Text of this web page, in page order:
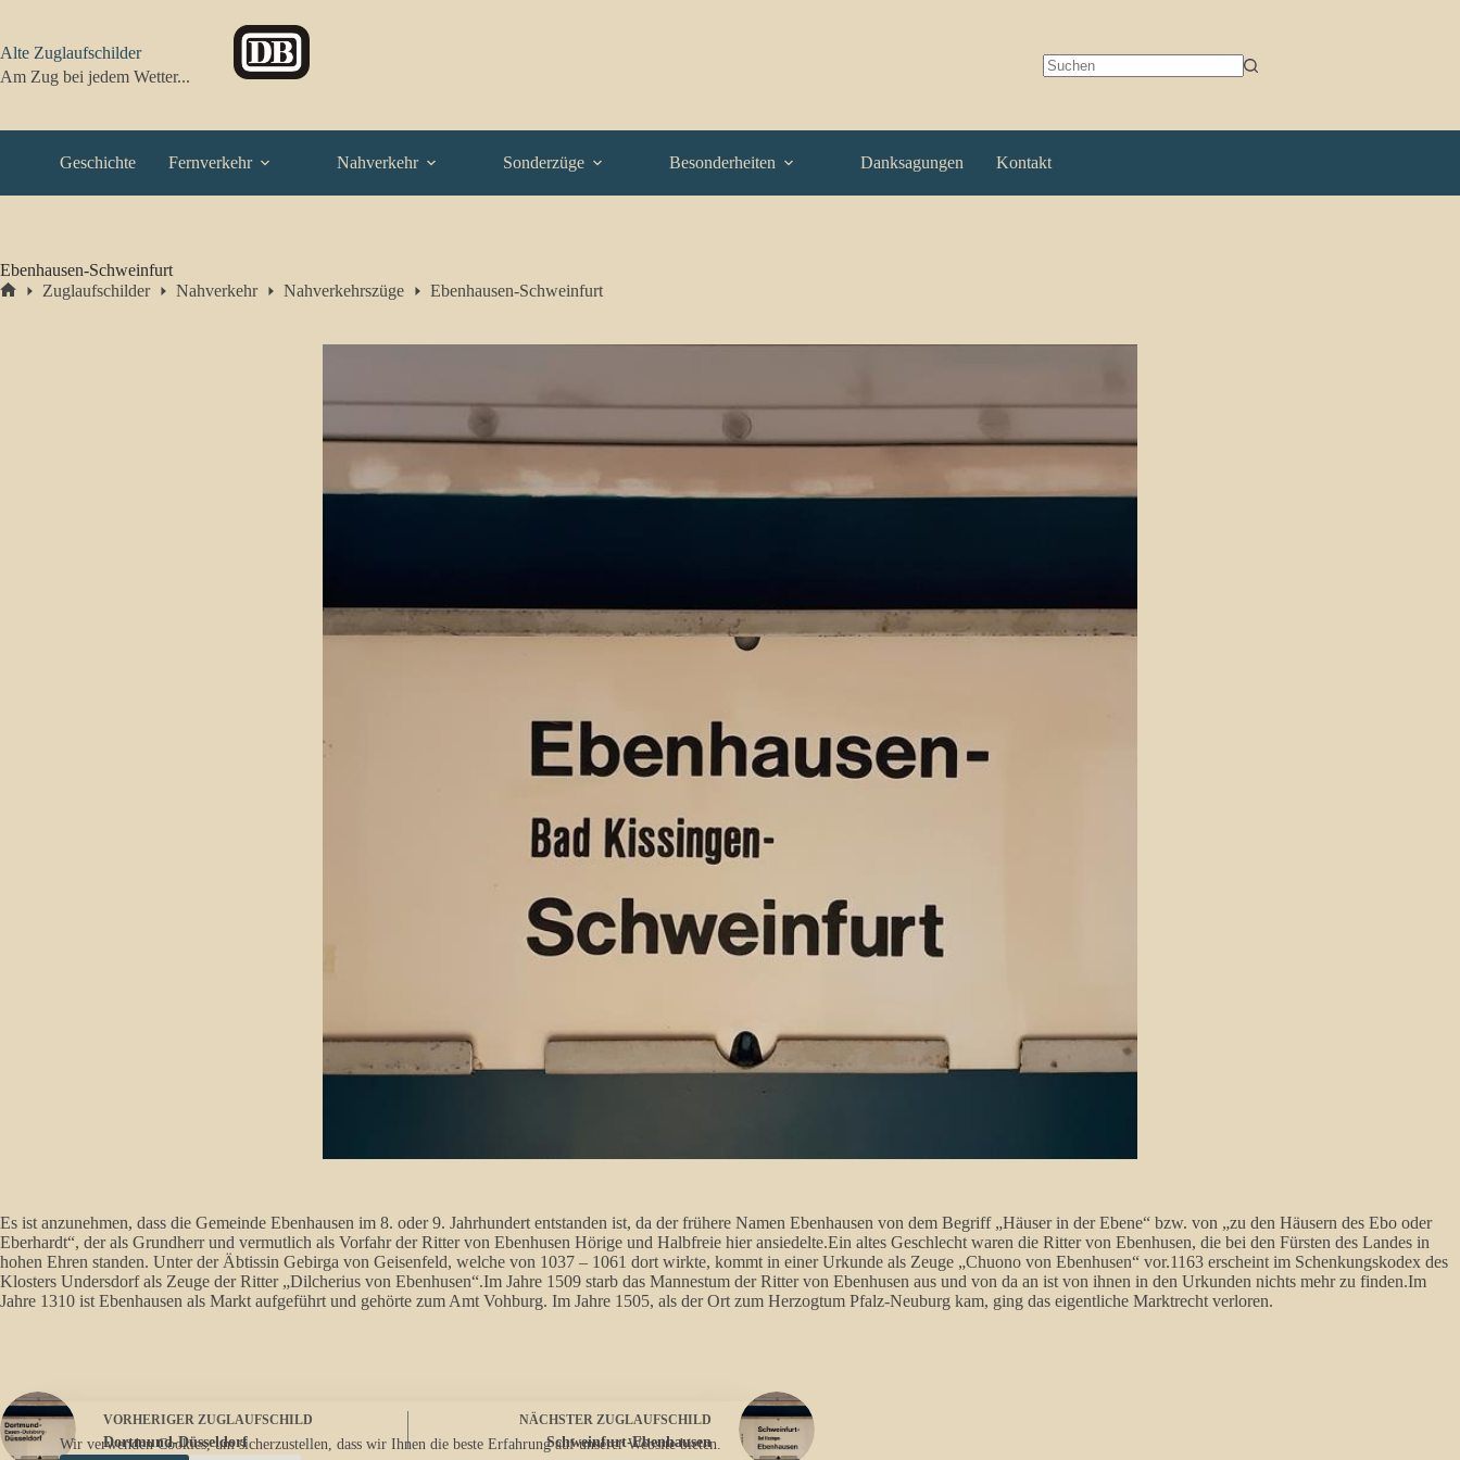
springen
Wir verwenden Cookies, um sicherzustellen, dass wir Ihnen die beste Erfahrung auf unserer Website bieten.
Alte Zuglaufschilder
Am Zug bei jedem Wetter...
Geschichte Fernverkehr Nahverkehr Sonderzüge Besonderheiten Danksagungen Kontakt
Ebenhausen-Schweinfurt
Zuglaufschilder Nahverkehr Nahverkehrszüge Ebenhausen-Schweinfurt
Es ist anzunehmen, dass die Gemeinde Ebenhausen im 8. oder 9. Jahrhundert entstanden ist, da der frühere Namen Ebenhausen von dem Begriff „Häuser in der Ebene“ bzw. von „zu den Häusern des Ebo oder
Eberhardt“, der als Grundherr und vermutlich als Vorfahr der Ritter von Ebenhusen Hörige und Halbfreie hier ansiedelte.Ein altes Geschlecht waren die Ritter von Ebenhusen, die bei den Fürsten des Landes in
hohen Ehren standen. Unter der Äbtissin Gebirga von Geisenfeld, welche von 1037 – 1061 dort wirkte, kommt in einer Urkunde als Zeuge „Chuono von Ebenhusen“ vor.1163 erscheint im Schenkungskodex des
Klosters Undersdorf als Zeuge der Ritter „Dilcherius von Ebenhusen“.Im Jahre 1509 starb das Mannestum der Ritter von Ebenhusen aus und von da an ist von ihnen in den Urkunden nichts mehr zu finden.Im
Jahre 1310 ist Ebenhausen als Markt aufgeführt und gehörte zum Amt Vohburg. Im Jahre 1505, als der Ort zum Herzogtum Pfalz-Neuburg kam, ging das eigentliche Marktrecht verloren.
VORHERIGER ZUGLAUFSCHILD
Dortmund-Düsseldorf
NÄCHSTER ZUGLAUFSCHILD
Schweinfurt-Ebenhausen